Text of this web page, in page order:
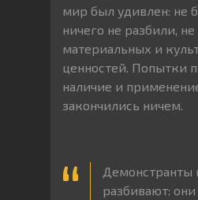
мир был удивлен: не
ничего не разбили,
материальных и
ценностей. Попытки
наличие и
закончились ничем.
Демонстранты
разбивают: